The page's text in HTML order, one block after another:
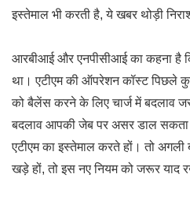
इस्तेमाल भी करती है, ये खबर थोड़ी
आरबीआई और एनपीसीआई का कहना है
था। एटीएम की ऑपरेशन कॉस्ट पिछले
को बैलेंस करने के लिए चार्ज में बदलाव
बदलाव आपकी जेब पर असर डाल
एटीएम का इस्तेमाल करते हों। तो
खड़े हों, तो इस नए नियम को जरूर याद